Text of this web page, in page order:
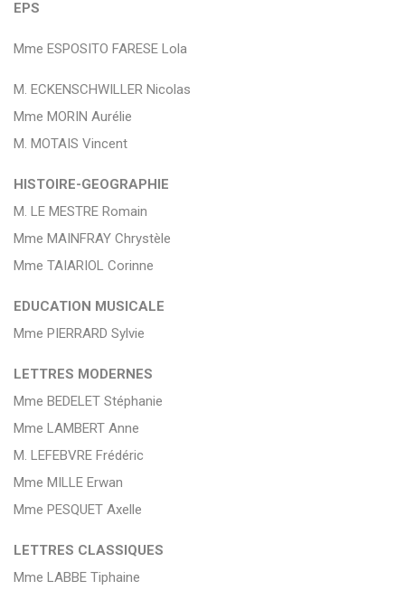
EPS
Mme ESPOSITO FARESE Lola
M. ECKENSCHWILLER Nicolas
Mme MORIN Aurélie
M. MOTAIS Vincent
HISTOIRE-GEOGRAPHIE
M. LE MESTRE Romain
Mme MAINFRAY Chrystèle
Mme TAIARIOL Corinne
EDUCATION MUSICALE
Mme PIERRARD Sylvie
LETTRES MODERNES
Mme BEDELET Stéphanie
Mme LAMBERT Anne
M. LEFEBVRE Frédéric
Mme MILLE Erwan
Mme PESQUET Axelle
LETTRES CLASSIQUES
Mme LABBE Tiphaine